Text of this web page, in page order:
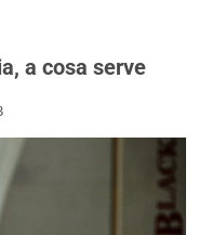
a cosa serve